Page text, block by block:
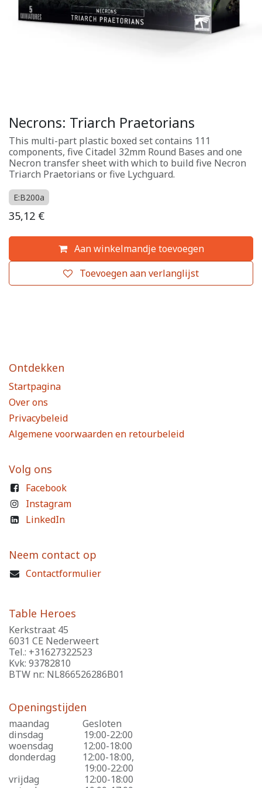
Necrons: Triarch Praetorians
This multi-part plastic boxed set contains 111
components, five Citadel 32mm Round Bases and one
Necron transfer sheet with which to build five Necron
Triarch Praetorians or five Lychguard.
E:B200a
35,12 €
Aan winkelmandje toevoegen
Toevoegen aan verlanglijst
Ontdekken
Startpagina
Over ons
Privacybeleid
Algemene voorwaarden en retourbeleid
Volg ons
Facebook
Instagram
LinkedIn
Neem contact op
Contactformulier
Table Heroes
Kerkstraat 45
6031 CE Nederweert
Tel.: +31627322523
Kvk: 93782810
BTW nr.: NL866526286B01
Openingstijden
maandag
​Gesloten
dinsdag
​19:00-22:00
woensdag
​12:00-18:00
donderdag
​12:00-18:00,
​19:00-22:00
vrijdag
​12:00-18:00